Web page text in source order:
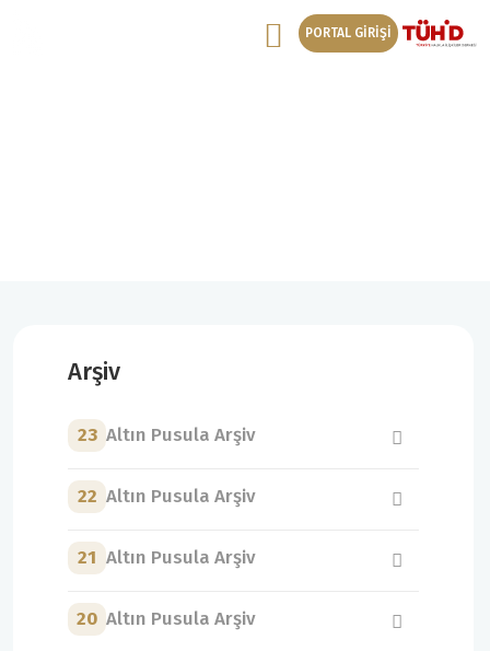
PORTAL GİRİŞİ
Arşiv
23 Altın Pusula Arşiv
22 Altın Pusula Arşiv
21 Altın Pusula Arşiv
20 Altın Pusula Arşiv